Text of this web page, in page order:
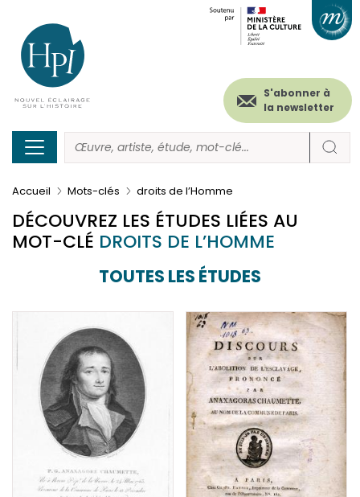
contenu
principal
Menu
secondaire
(header)
S'abonner à
la newsletter
Accueil Mots-clés droits de l’Homme
DÉCOUVREZ LES ÉTUDES LIÉES AU
MOT-CLÉ DROITS DE L’HOMME
TOUTES LES ÉTUDES